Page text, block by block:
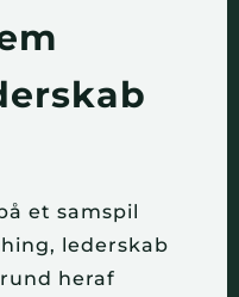
et samspil
lederskab
heraf